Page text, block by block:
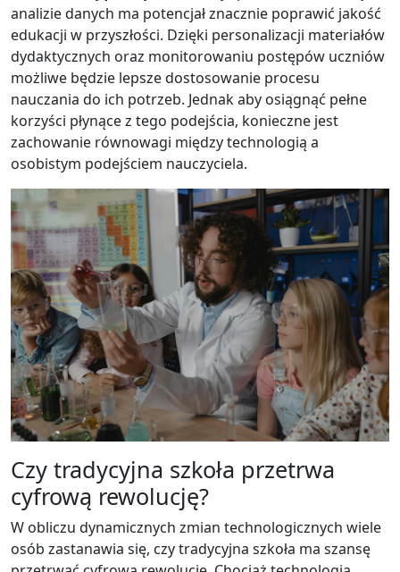
analizie danych ma potencjał znacznie poprawić jakość
edukacji w przyszłości. Dzięki personalizacji materiałów
dydaktycznych oraz monitorowaniu postępów uczniów
możliwe będzie lepsze dostosowanie procesu
nauczania do ich potrzeb. Jednak aby osiągnąć pełne
korzyści płynące z tego podejścia, konieczne jest
zachowanie równowagi między technologią a
osobistym podejściem nauczyciela.
Czy tradycyjna szkoła przetrwa
cyfrową rewolucję?
W obliczu dynamicznych zmian technologicznych wiele
osób zastanawia się, czy tradycyjna szkoła ma szansę